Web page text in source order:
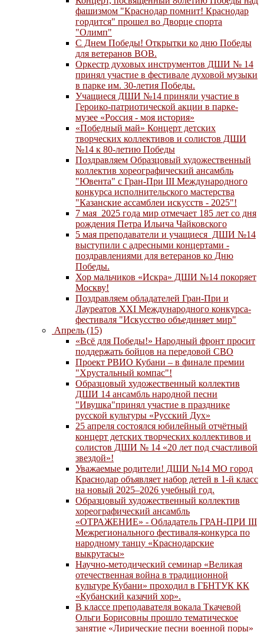
фашизмом "Краснодар помнит! Краснодар
гордится" прошел во Дворце спорта
"Олимп"
С Днем Победы! Открытки ко дню Победы
для ветеранов ВОВ.
Оркестр духовых инструментов ДШИ № 14
принял участие в фестивале духовой музыки
в парке им. 30-летия Победы.
Учащиеся ДШИ №14 приняли участие в
Героико-патриотической акции в парке-
музее «Россия - моя история»
«Победный май» Концерт детских
творческих коллективов и солистов ДШИ
№14 к 80-летию Победы
Поздравляем Образцовый художественный
коллектив хореографический ансамбль
"Ювента" с Гран-При III Международного
конкурса исполнительского мастерства
"Казанские ассамблеи искусств - 2025"!
7 мая 2025 года мир отмечает 185 лет со дня
рождения Петра Ильича Чайковского
5 мая преподаватели и учащиеся ДШИ №14
выступили с адресными концертами -
поздравлениями для ветеранов ко Дню
Победы.
Хор мальчиков «Искра» ДШИ №14 покоряет
Москву!
Поздравляем обладателей Гран-При и
Лауреатов XXI Международного конкурса-
фестиваля "Искусство объединяет мир"
Апрель (15)
«Всё для Победы!» Народный фронт просит
поддержать бойцов на передовой СВО
Проект РВИО Кубани – в финале премии
"Хрустальный компас"!
Образцовый художественный коллектив
ДШИ 14 ансамбль народной песни
"Ивушка"принял участие в празднике
русской культуры «Русский Дух»
25 апреля состоялся юбилейный отчётный
концерт детских творческих коллективов и
солистов ДШИ № 14 «20 лет под счастливой
звездой»!
Уважаемые родители! ДШИ №14 МО город
Краснодар объявляет набор детей в 1-й класс
на новый 2025–2026 учебный год.
Образцовый художественный коллектив
хореографический ансамбль
«ОТРАЖЕНИЕ» - Обладатель ГРАН-ПРИ III
Межрегионального фестиваля-конкурса по
народному танцу «Краснодарские
выкрутасы»
Научно-методический семинар «Великая
отечественная война в традиционной
культуре Кубани» проходил в ГБНТУК КК
«Кубанский казачий хор».
В классе преподавателя вокала Ткачевой
Ольги Борисовны прошло тематическое
занятие «Лирические песни военной поры»